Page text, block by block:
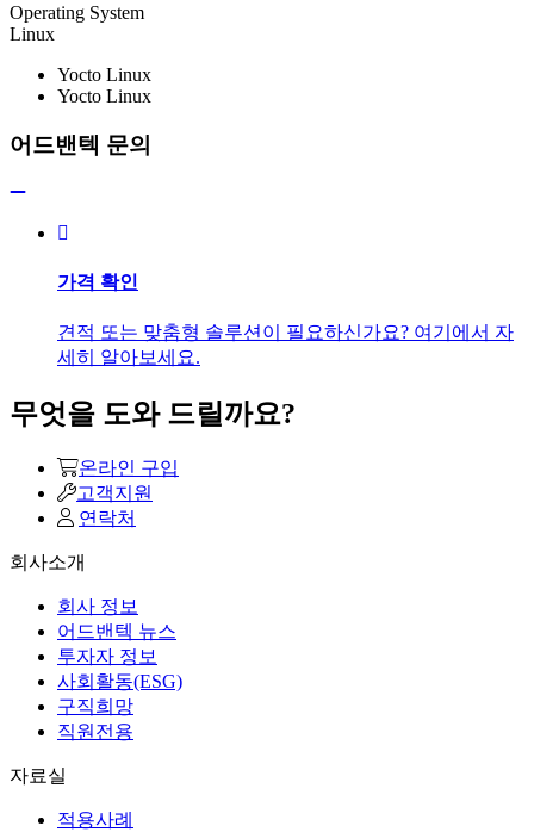
Operating System
Linux
Yocto Linux
Yocto Linux
어드밴텍 문의
가격 확인
견적 또는 맞춤형 솔루션이 필요하신가요? 여기에서 자
세히 알아보세요.
무엇을 도와 드릴까요?
온라인 구입
고객지원
연락처
회사소개
회사 정보
어드밴텍 뉴스
투자자 정보
사회활동(ESG)
구직희망
직원전용
자료실
적용사례